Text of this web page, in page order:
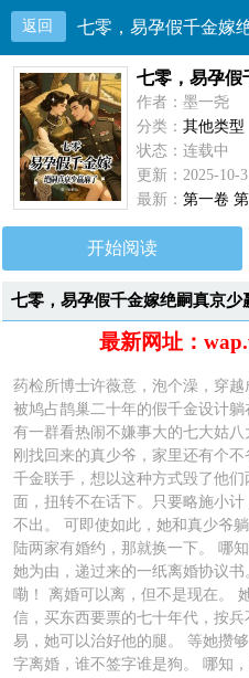
返回
七零，易孕假
作者：墨一尧
分类：其他类型
状态：连载中
更新：2025-10-
最新：第一卷
本）
开始阅读
七零，易孕假千金嫁绝嗣真京少
最新网址：
药检所博士许薇意，泡个澡，穿
被鸠占鹊巢二十年的假千金设计
有一群看热闹不嫌事大的七大姑
刚找回来的真少爷，家里还有个
千金联手，想以这种方式毁了他
面，扭转不在话下。只要略施小
不出。 可即使如此，她和真少爷
陆两家有婚约，那就换一下。 哪
她为由，递过来的一纸离婚协议
嘞！ 离婚可以离，但不是现在。
信，买东西要票的七十年代，按
易，她可以治好他的腿。 等她攒
字离婚，谁不签字谁是狗。 哪知